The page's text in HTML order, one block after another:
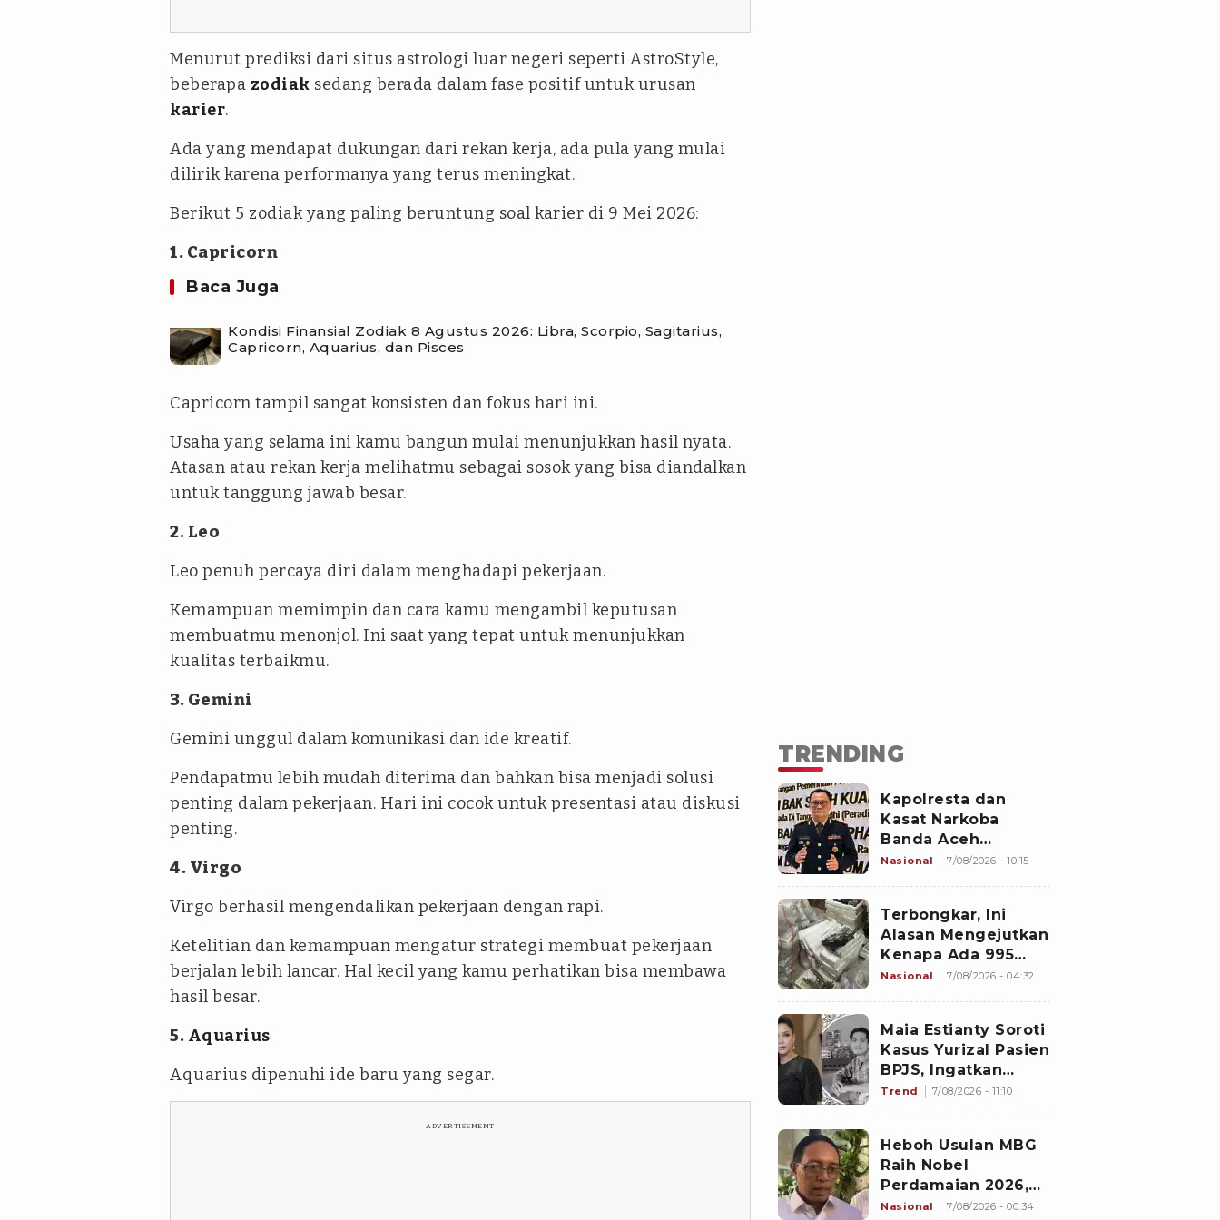
Menurut prediksi dari situs astrologi luar negeri seperti AstroStyle,
beberapa zodiak sedang berada dalam fase positif untuk urusan
karier.
Ada yang mendapat dukungan dari rekan kerja, ada pula yang mulai
dilirik karena performanya yang terus meningkat.
Berikut 5 zodiak yang paling beruntung soal karier di 9 Mei 2026:
1. Capricorn
Baca Juga
Kondisi Finansial Zodiak 8 Agustus 2026: Libra, Scorpio, Sagitarius,
Capricorn, Aquarius, dan Pisces
Capricorn tampil sangat konsisten dan fokus hari ini.
Usaha yang selama ini kamu bangun mulai menunjukkan hasil nyata.
Atasan atau rekan kerja melihatmu sebagai sosok yang bisa diandalkan
untuk tanggung jawab besar.
2. Leo
Leo penuh percaya diri dalam menghadapi pekerjaan.
Kemampuan memimpin dan cara kamu mengambil keputusan
membuatmu menonjol. Ini saat yang tepat untuk menunjukkan
kualitas terbaikmu.
3. Gemini
Gemini unggul dalam komunikasi dan ide kreatif.
Pendapatmu lebih mudah diterima dan bahkan bisa menjadi solusi
penting dalam pekerjaan. Hari ini cocok untuk presentasi atau diskusi
penting.
4. Virgo
Virgo berhasil mengendalikan pekerjaan dengan rapi.
Ketelitian dan kemampuan mengatur strategi membuat pekerjaan
berjalan lebih lancar. Hal kecil yang kamu perhatikan bisa membawa
hasil besar.
5. Aquarius
Aquarius dipenuhi ide baru yang segar.
ADVERTISEMENT
TRENDING
Kapolresta dan
Kasat Narkoba
Banda Aceh
Diperiksa
Nasional 7/08/2026 - 10:15
Terbongkar, Ini
Alasan Mengejutkan
Kenapa Ada 995
Senjata di Dalam
Nasional 7/08/2026 - 04:32
Maia Estianty Soroti
Kasus Yurizal Pasien
BPJS, Ingatkan
Nakes untuk Jaga
Trend 7/08/2026 - 11:10
Heboh Usulan MBG
Raih Nobel
Perdamaian 2026,
Istana Akhirnya
Nasional 7/08/2026 - 00:34